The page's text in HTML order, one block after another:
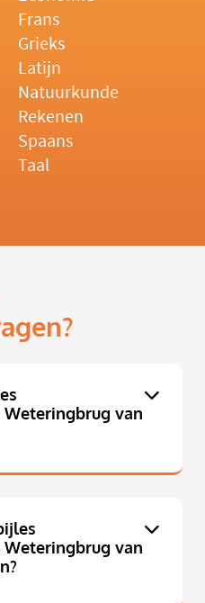
Frans
Grieks
Latijn
Natuurkunde
Rekenen
Spaans
Taal
van
van